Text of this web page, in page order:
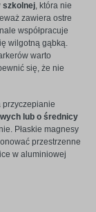
szkolnej, która nie
zawiera ostre
współpracuje
wilgotną gąbką.
warto
się, że nie
przyczepianie
lub o średnicy
Płaskie magnesy
przestrzenne
w aluminiowej